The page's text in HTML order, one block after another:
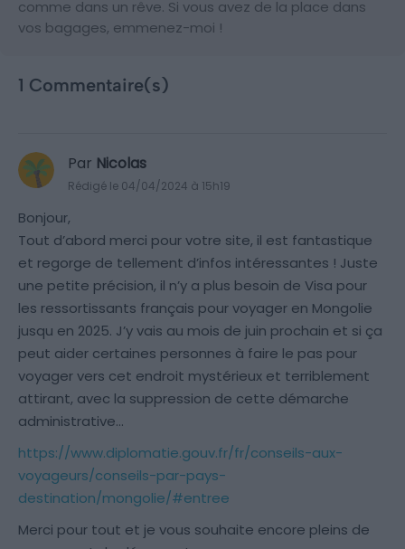
comme dans un rêve. Si vous avez de la place dans
vos bagages, emmenez-moi !
1 Commentaire(s)
Par Nicolas
Rédigé le 04/04/2024 à 15h19
Bonjour,
Tout d’abord merci pour votre site, il est fantastique
et regorge de tellement d’infos intéressantes ! Juste
une petite précision, il n’y a plus besoin de Visa pour
les ressortissants français pour voyager en Mongolie
jusqu en 2025. J’y vais au mois de juin prochain et si ça
peut aider certaines personnes à faire le pas pour
voyager vers cet endroit mystérieux et terriblement
attirant, avec la suppression de cette démarche
administrative…
https://www.diplomatie.gouv.fr/fr/conseils-aux-
voyageurs/conseils-par-pays-
destination/mongolie/#entree
Merci pour tout et je vous souhaite encore pleins de